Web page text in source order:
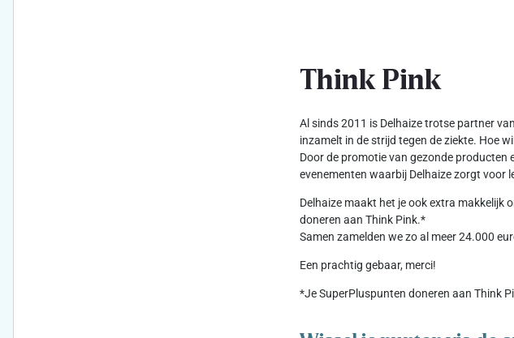
Think Pink
Al sinds 2011 is Delhaize trotse partner van
inzamelt in de strijd tegen de ziekte. Hoe
Door de promotie van gezonde
evenementen waarbij Delhaize zorgt voor
Delhaize maakt het je ook extra makkelijk
doneren aan Think Pink.*
Samen zamelden we zo al meer 24.000
Een prachtig gebaar, merci!
*Je SuperPluspunten doneren aan Think